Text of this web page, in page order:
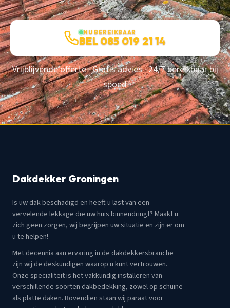
NU BEREIKBAAR
BEL 085 019 21 14
Vrijblijvende offerte · Gratis advies · 24/7 bereikbaar bij
spoed
Dakdekker Groningen
Is uw dak beschadigd en heeft u last van een
vervelende lekkage die uw huis binnendringt? Maakt u
zich geen zorgen, wij begrijpen uw situatie en zijn er om
u te helpen!
Met decennia aan ervaring in de dakdekkersbranche
zijn wij de deskundigen waarop u kunt vertrouwen.
Onze specialiteit is het vakkundig installeren van
verschillende soorten dakbedekking, zowel op schuine
als platte daken. Bovendien staan wij paraat voor